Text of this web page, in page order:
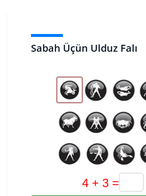
Sabah Üçün Ulduz Falı